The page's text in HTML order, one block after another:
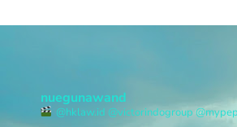
nuegunawand
@hklaw.id @victorindogroup